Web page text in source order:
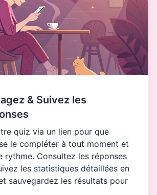
& Suivez les
quiz via un lien pour que
le compléter à tout moment et
rythme. Consultez les réponses
les statistiques détaillées en
sauvegardez les résultats pour